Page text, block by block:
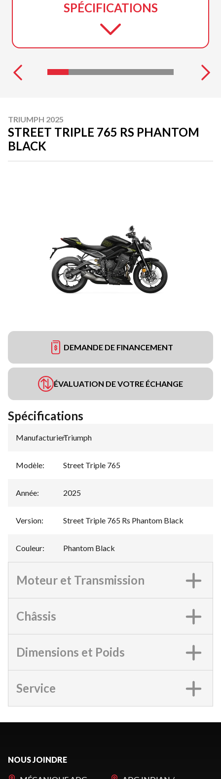
SPÉCIFICATIONS
TRIUMPH 2025
STREET TRIPLE 765 RS PHANTOM
BLACK
DEMANDE DE FINANCEMENT
ÉVALUATION DE VOTRE ÉCHANGE
Spécifications
Manufacturier:
Triumph
Modèle: Street Triple 765
Année: 2025
Version: Street Triple 765 Rs Phantom Black
Couleur: Phantom Black
Moteur et Transmission
Châssis
Dimensions et Poids
Service
NOUS JOINDRE